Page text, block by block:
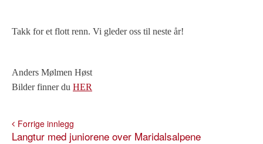
Takk for et flott renn. Vi gleder oss til neste år!
Anders Mølmen Høst
Bilder finner du HER
Forrige innlegg
Langtur med juniorene over Maridalsalpene